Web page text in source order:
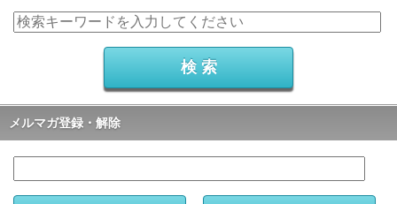
メルマガ登録・解除